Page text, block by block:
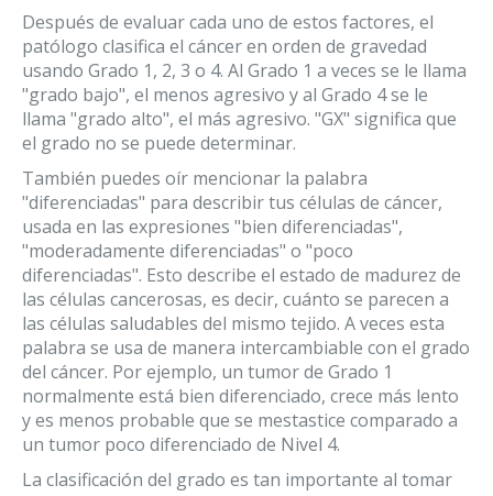
Después de evaluar cada uno de estos factores, el
patólogo clasifica el cáncer en orden de gravedad
usando Grado 1, 2, 3 o 4. Al Grado 1 a veces se le llama
"grado bajo", el menos agresivo y al Grado 4 se le
llama "grado alto", el más agresivo. "GX" significa que
el grado no se puede determinar.
También puedes oír mencionar la palabra
"diferenciadas" para describir tus células de cáncer,
usada en las expresiones "bien diferenciadas",
"moderadamente diferenciadas" o "poco
diferenciadas". Esto describe el estado de madurez de
las células cancerosas, es decir, cuánto se parecen a
las células saludables del mismo tejido. A veces esta
palabra se usa de manera intercambiable con el grado
del cáncer. Por ejemplo, un tumor de Grado 1
normalmente está bien diferenciado, crece más lento
y es menos probable que se mestastice comparado a
un tumor poco diferenciado de Nivel 4.
La clasificación del grado es tan importante al tomar